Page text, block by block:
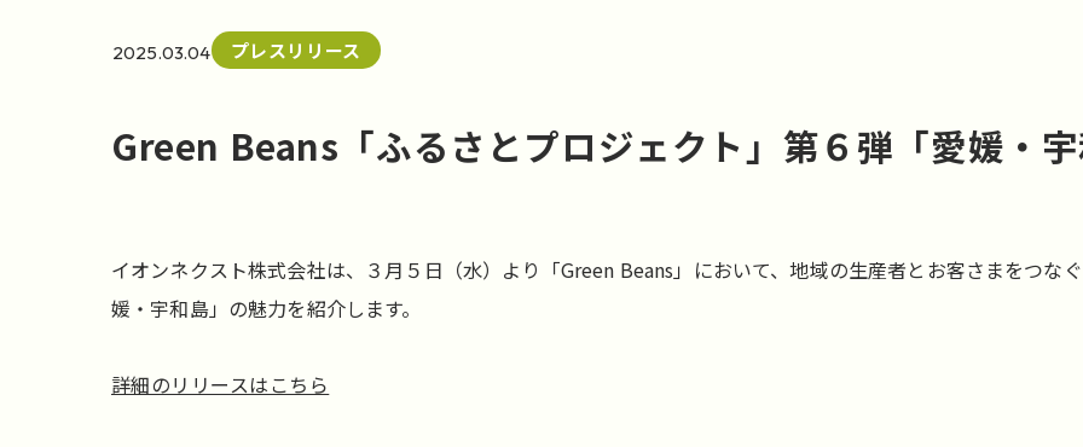
2025.03.04 プレスリリース
Green Beans「ふるさとプロジェクト」第６弾「愛媛・
イオンネクスト株式会社は、３月５日（水）より「Green Beans」において、地域の生産者とお客さまをつな
媛・宇和島」の魅力を紹介します。
詳細のリリースはこちら